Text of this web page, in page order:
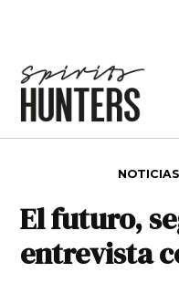
NOTICIAS
El futuro,
entrevista